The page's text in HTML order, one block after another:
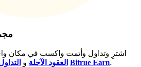
اشترِ وتداول وأتمت واكسب في مكان
العقود الآجلة و Bitrue Earn.